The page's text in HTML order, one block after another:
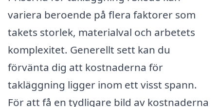
variera beroende på flera faktorer som
takets storlek, materialval och arbetets
komplexitet. Generellt sett kan du
förvänta dig att kostnaderna för
takläggning ligger inom ett visst spann.
För att få en tydligare bild av kostnaderna